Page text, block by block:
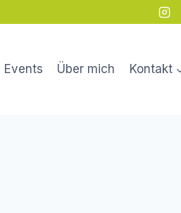
Events Über mich Kontakt